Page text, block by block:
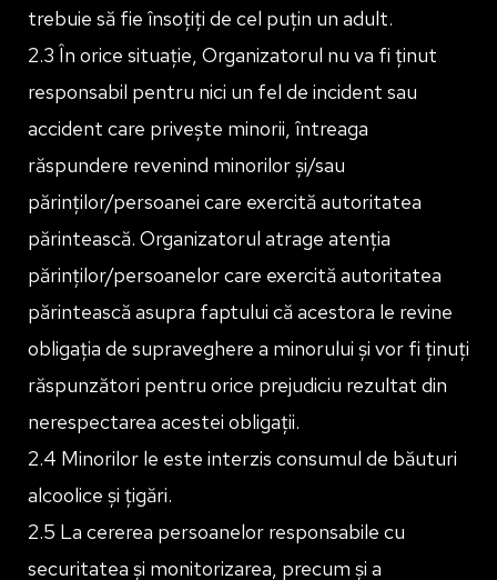
trebuie să fie însoțiți de cel puțin un adult.
2.3 În orice situație, Organizatorul nu va fi ținut
responsabil pentru nici un fel de incident sau
accident care privește minorii, întreaga
răspundere revenind minorilor și/sau
părinților/persoanei care exercită autoritatea
părintească. Organizatorul atrage atenția
părinților/persoanelor care exercită autoritatea
părintească asupra faptului că acestora le revine
obligația de supraveghere a minorului și vor fi ținuți
răspunzători pentru orice prejudiciu rezultat din
nerespectarea acestei obligații.
2.4 Minorilor le este interzis consumul de băuturi
alcoolice și țigări.
2.5 La cererea persoanelor responsabile cu
securitatea și monitorizarea, precum și a